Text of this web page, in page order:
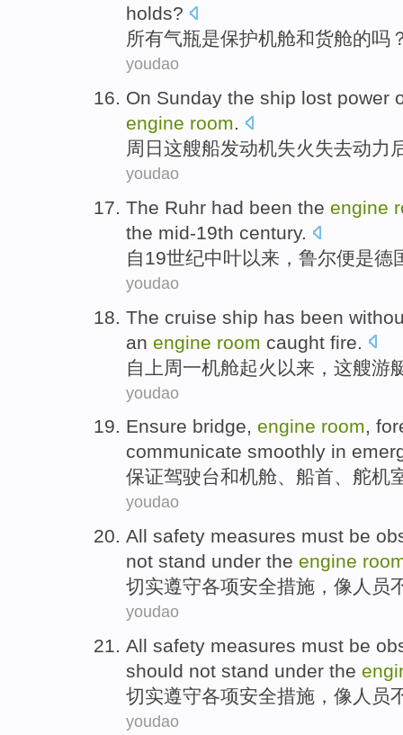
holds?
所有气瓶是保护机舱和货舱的吗
youdao
On Sunday the ship lost power
engine room.
周日 这艘船发动机失火失去动力
youdao
The Ruhr had been the engine
the mid-19th century.
自19世纪中叶以来 ，鲁尔便是德
youdao
The cruise ship has been
an engine room caught fire
自
上周一机舱起火 以来， 这艘游
youdao
Ensure bridge, engine room,
communicate smoothly in
保证驾驶台和机舱、 船首、 舵机
youdao
All safety measures must be
not stand under the engine
切实遵守各项安全措施 ， 像 人员
youdao
All safety measures must be
should not stand under the
切实遵守各项安全措施 ， 像 人员
youdao